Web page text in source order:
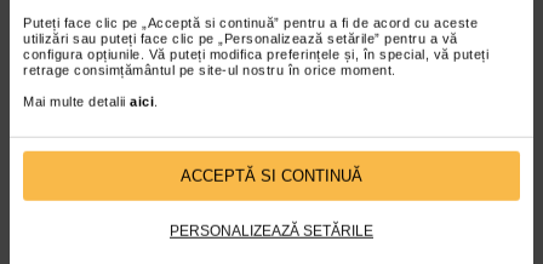
Puteți face clic pe „Acceptă si continuă” pentru a fi de acord cu aceste
utilizări sau puteți face clic pe „Personalizează setările” pentru a vă
configura opțiunile. Vă puteți modifica preferințele și, în special, vă puteți
retrage consimțământul pe site-ul nostru în orice moment.
Mai multe detalii aici
ACCEPTĂ SI CONTINUĂ
PERSONALIZEAZĂ SETĂRILE
Ozempic 0.5 mg, 3 stilouri
injectoare (pen-uri)…
contine substanta activa
Hepafort, 30 capsule, Benesio